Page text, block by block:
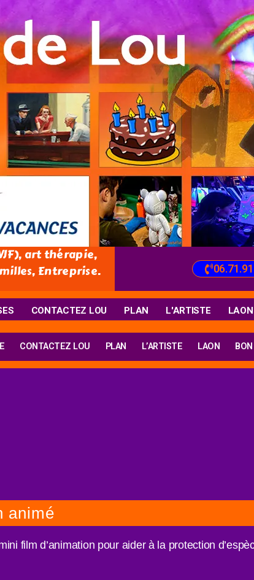
art thérapie,
Entreprise.
CONTACTEZ LOU PLAN L'ARTISTE LAON
CONTACTEZ LOU PLAN L’ARTISTE LAON
animé
film d’animation pour aider à la protection